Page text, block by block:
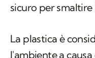
sicuro per smaltire
La plastica è
l'ambiente a